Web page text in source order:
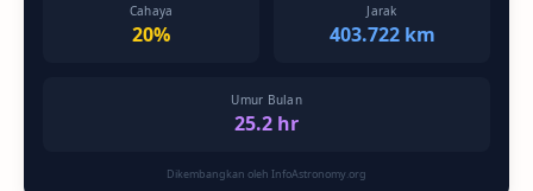
Cahaya
20%
Jarak
403.722 km
Umur Bulan
25.2 hr
Dikembangkan oleh InfoAstronomy.org